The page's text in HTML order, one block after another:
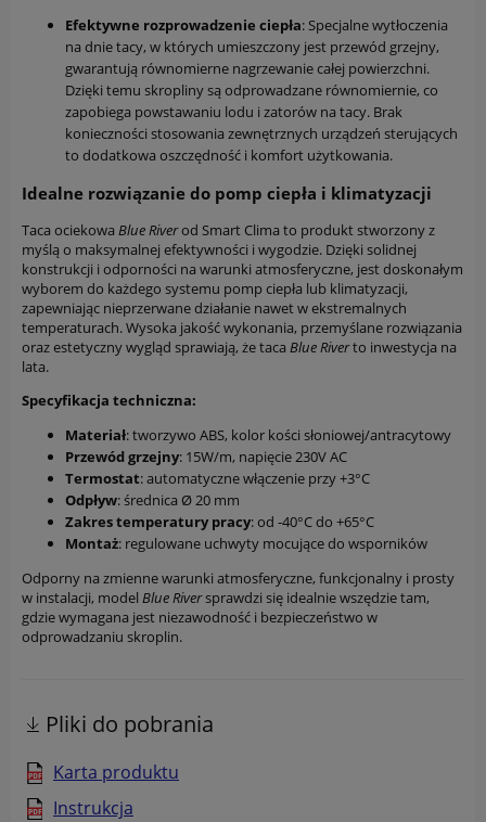
Efektywne rozprowadzenie ciepła: Specjalne wytłoczenia
na dnie tacy, w których umieszczony jest przewód grzejny,
gwarantują równomierne nagrzewanie całej powierzchni.
Dzięki temu skropliny są odprowadzane równomiernie, co
zapobiega powstawaniu lodu i zatorów na tacy. Brak
konieczności stosowania zewnętrznych urządzeń sterujących
to dodatkowa oszczędność i komfort użytkowania.
Idealne rozwiązanie do pomp ciepła i klimatyzacji
Taca ociekowa Blue Riverod Smart Clima to produkt stworzony z
myślą o maksymalnej efektywności i wygodzie. Dzięki solidnej
konstrukcji i odporności na warunki atmosferyczne, jest doskonałym
wyborem do każdego systemu pomp ciepła lub klimatyzacji,
zapewniając nieprzerwane działanie nawet w ekstremalnych
temperaturach. Wysoka jakość wykonania, przemyślane rozwiązania
oraz estetyczny wygląd sprawiają, że taca Blue Riverto inwestycja na
lata.
Specyfikacja techniczna:
Materiał: tworzywo ABS, kolor kości słoniowej/antracytowy
Przewód grzejny: 15W/m, napięcie 230V AC
Termostat: automatyczne włączenie przy +3°C
Odpływ: średnica Ø 20 mm
Zakres temperatury pracy: od -40°C do +65°C
Montaż: regulowane uchwyty mocujące do wsporników
Odporny na zmienne warunki atmosferyczne, funkcjonalny i prosty
w instalacji, model Blue Riversprawdzi się idealnie wszędzie tam,
gdzie wymagana jest niezawodność i bezpieczeństwo w
odprowadzaniu skroplin.
Pliki do pobrania
Karta produktu
Instrukcja